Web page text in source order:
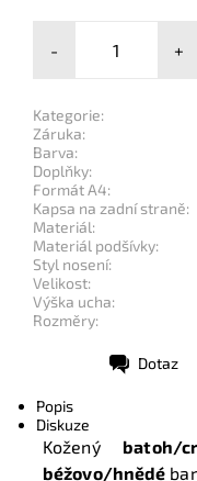
- +
Kategorie:
Záruka:
Barva:
Doplňky:
Formát A4:
Kapsa na zadní straně:
Materiál:
Materiál podšívky:
Styl nosení:
Velikost:
Výška ucha:
Rozměry:
Dotaz
Popis
Diskuze
Kožený batoh/
béžovo/hnědé